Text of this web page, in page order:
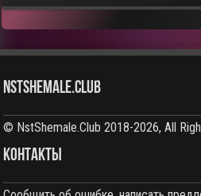
NstShemale.Club
© NstShemale.Club 2018-2026, All
КОНТАКТЫ